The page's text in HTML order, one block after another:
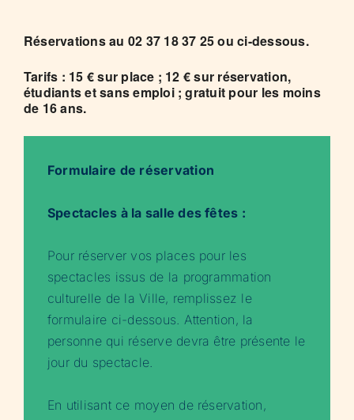
Réservations au 02 37 18 37 25 ou ci-dessous.
Tarifs : 15 € sur place ; 12 € sur réservation,
étudiants et sans emploi ; gratuit pour les moins
de 16 ans.
Formulaire de réservation
Spectacles à la salle des fêtes :
Pour réserver vos places pour les
spectacles issus de la programmation
culturelle de la Ville, remplissez le
formulaire ci-dessous. Attention, la
personne qui réserve devra être présente le
jour du spectacle.
En utilisant ce moyen de réservation,